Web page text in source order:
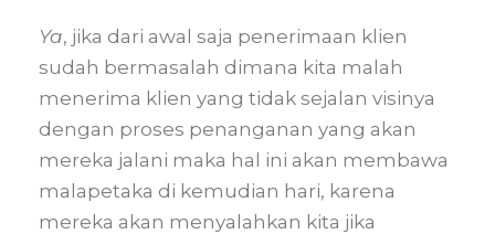
Ya, jika dari awal saja penerimaan klien
sudah bermasalah dimana kita malah
menerima klien yang tidak sejalan visinya
dengan proses penanganan yang akan
mereka jalani maka hal ini akan membawa
malapetaka di kemudian hari, karena
mereka akan menyalahkan kita jika